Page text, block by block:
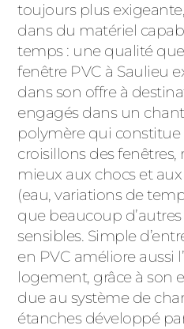
toujours plus
dans du matériel
temps : une qualité
fenêtre PVC à Saulieu
dans son offre à
engagés dans un
polymère qui constitue
croisillons des fenêtres,
mieux aux chocs et
(eau, variations de
que beaucoup
sensibles. Simple
en PVC améliore aussi
logement, grâce à son
due au système de
étanches développé